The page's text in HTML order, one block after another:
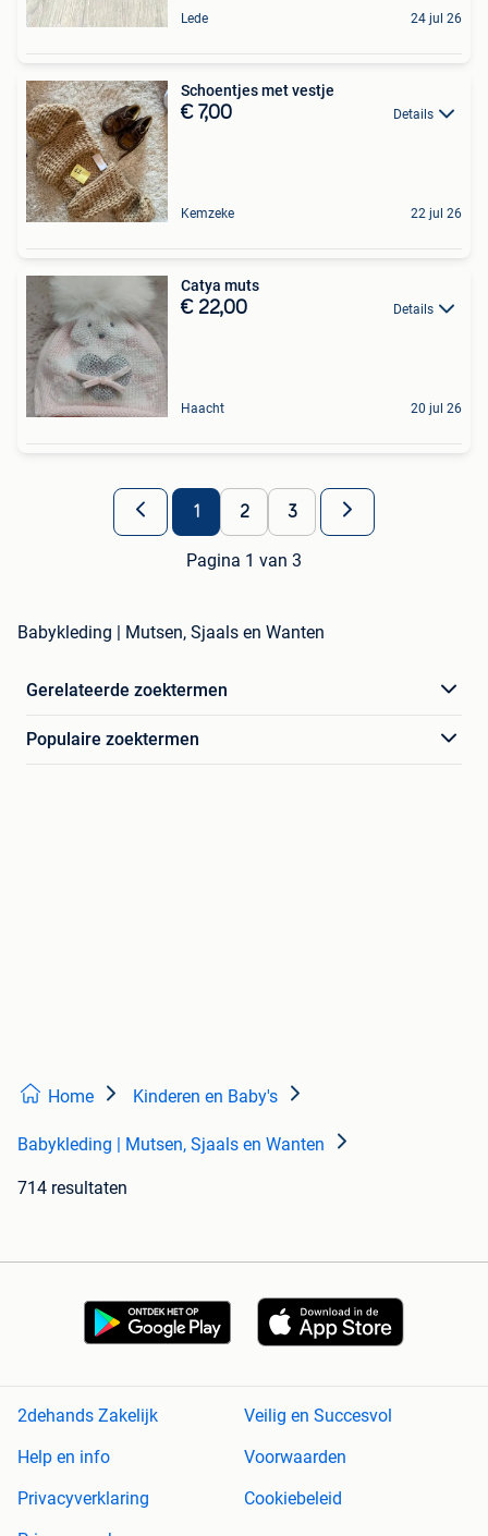
Lede 24 jul 26
Schoentjes met vestje
€ 7,00 Details
Kemzeke 22 jul 26
Catya muts
€ 22,00 Details
Haacht 20 jul 26
1 2 3
Pagina 1 van 3
Babykleding | Mutsen, Sjaals en Wanten
Gerelateerde zoektermen
Populaire zoektermen
Home Kinderen en Baby's
Babykleding | Mutsen, Sjaals en Wanten
714 resultaten
2dehands Zakelijk
Veilig en Succesvol
Help en info
Voorwaarden
Privacyverklaring
Cookiebeleid